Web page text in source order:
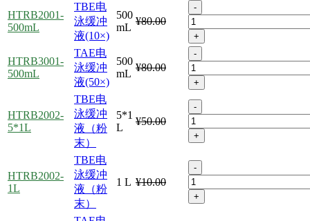
HTRB2001-
500mL
TBE电
泳缓冲
液(10×)
500
mL
¥80.00
-
+
HTRB3001-
500mL
TAE电
泳缓冲
液(50×)
500
mL
¥80.00
-
+
HTRB2002-
5*1L
TBE电
泳缓冲
液（粉
末）
5*1
L
¥50.00
-
+
HTRB2002-
1L
TBE电
泳缓冲
液（粉
末）
1 L ¥10.00
-
+